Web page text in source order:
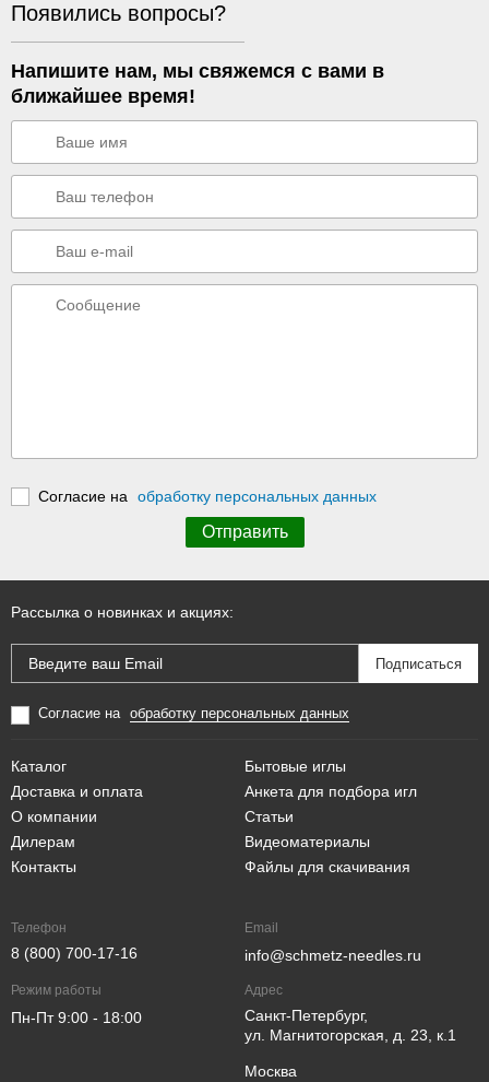
Появились вопросы?
Напишите нам, мы свяжемся с вами в
ближайшее время!
Согласие на обработку персональных данных
Рассылка о новинках и акциях:
Согласие на обработку персональных данных
Каталог
Доставка и оплата
О компании
Дилерам
Контакты
Бытовые иглы
Анкета для подбора игл
Статьи
Видеоматериалы
Файлы для скачивания
Телефон
8 (800) 700-17-16
Email
info@schmetz-needles.ru
Режим работы
Пн-Пт 9:00 - 18:00
Адрес
Санкт-Петербург,
ул. Магнитогорская, д. 23, к.1
Москва